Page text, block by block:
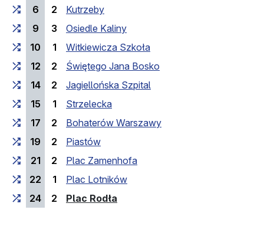
6
2
Kutrzeby
9
3
Osiedle Kaliny
10
1
Witkiewicza Szkoła
12
2
Świętego Jana Bosko
14
2
Jagiellońska Szpital
15
1
Strzelecka
17
2
Bohaterów Warszawy
19
2
Piastów
21
2
Plac Zamenhofa
22
1
Plac Lotników
24
2 Plac Rodła